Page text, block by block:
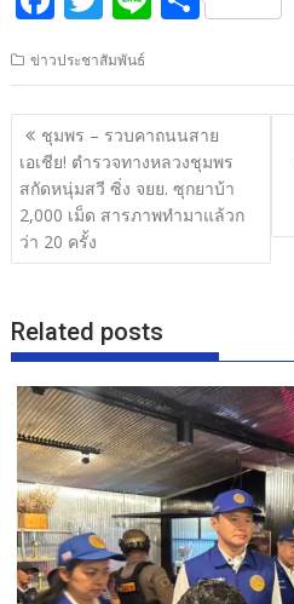
e
b
o
o
k
itt
er
e ar
e
ข่าวประชาสัมพันธ์
แนะแนว
เรื่อง
ชุมพร – รวบคาถนนสาย
เอเชีย! ตำรวจทางหลวงชุมพร
สกัดหนุ่มสวี ซิ่ง จยย. ซุกยาบ้า
2,000 เม็ด สารภาพทำมาแล้วก
ว่า 20 ครั้ง
Related posts